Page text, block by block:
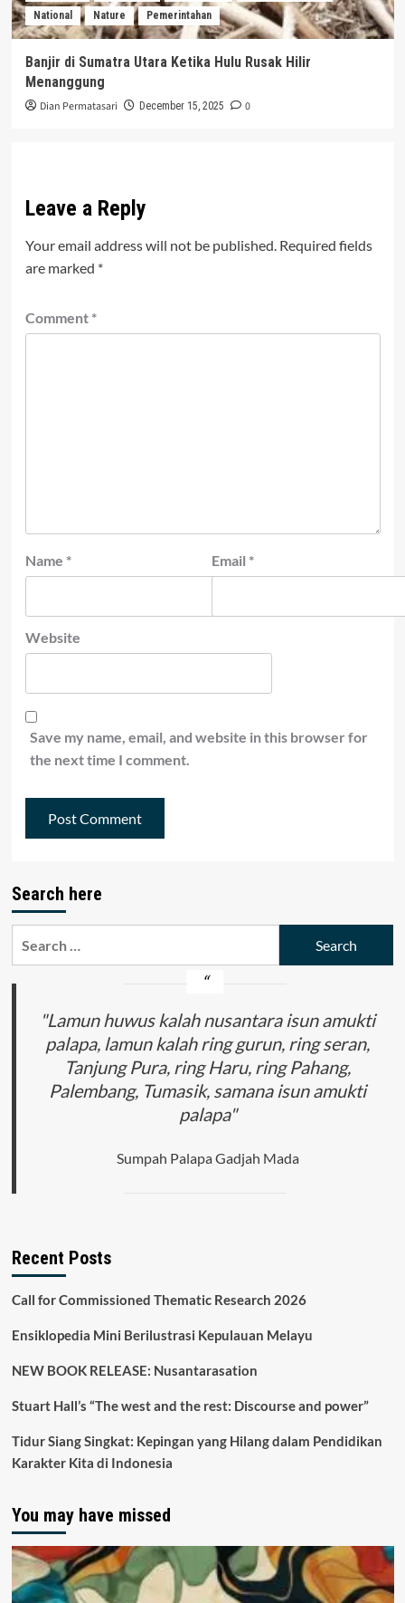
National
Nature Pemerintahan
Banjir di Sumatra Utara Ketika Hulu Rusak Hilir
Menanggung
Dian Permatasari December 15, 2025 0
Leave a Reply
Your email address will not be published. Required fields
are marked *
Comment *
Name * Email *
Website
Save my name, email, and website in this browser for
the next time I comment.
Search here
"Lamun huwus kalah nusantara isun amukti
palapa, lamun kalah ring gurun, ring seran,
Tanjung Pura, ring Haru, ring Pahang,
Palembang, Tumasik, samana isun amukti
palapa"
Sumpah Palapa Gadjah Mada
Recent Posts
Call for Commissioned Thematic Research 2026
Ensiklopedia Mini Berilustrasi Kepulauan Melayu
NEW BOOK RELEASE: Nusantarasation
Stuart Hall’s “The west and the rest: Discourse and power”
Tidur Siang Singkat: Kepingan yang Hilang dalam Pendidikan
Karakter Kita di Indonesia
You may have missed